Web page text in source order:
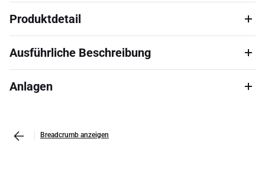
Produktdetail
Ausführliche Beschreibung
Anlagen
Breadcrumb anzeigen